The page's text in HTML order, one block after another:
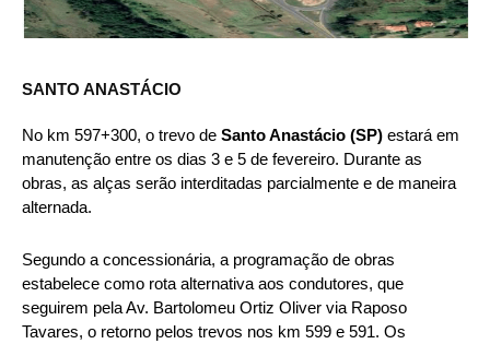
SANTO ANASTÁCIO
No km 597+300, o trevo de Santo Anastácio (SP) estará em
manutenção entre os dias 3 e 5 de fevereiro. Durante as
obras, as alças serão interditadas parcialmente e de maneira
alternada.
Segundo a concessionária, a programação de obras
estabelece como rota alternativa aos condutores, que
seguirem pela Av. Bartolomeu Ortiz Oliver via Raposo
Tavares, o retorno pelos trevos nos km 599 e 591. Os